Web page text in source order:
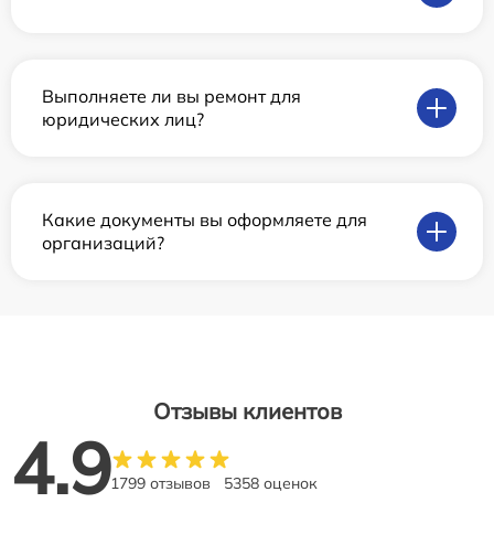
Выполняете ли вы ремонт для
юридических лиц?
Какие документы вы оформляете для
организаций?
Отзывы клиентов
4.91799 отзывов 5358 оценок